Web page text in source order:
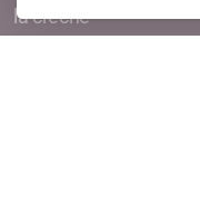
la crèche